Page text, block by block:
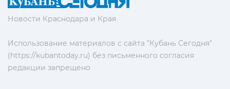
Новости Краснодара и Края
Использование материалов с сайта "Кубань Сегодня"
(https://kubantoday.ru) без письменного согласия
редакции запрещено